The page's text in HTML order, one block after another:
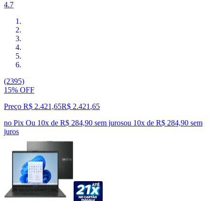
4.7
(2395)
15% OFF
Preço R$ 2.421,65R$ 2.421 ,65
no Pix Ou 10x de R$ 284,90 sem jurosou 10x de R$ 284,90 sem
juros